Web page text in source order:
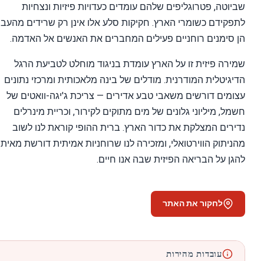
פטרוגליפים שלהם עומדים כעדויות פיזיות ונצחיות
כשומרי הארץ. חקיקות סלע אלו אינן רק שרידים מהעבר;
רוחניים פעילים המחברים את האנשים אל האדמה.
פיזית זו על הארץ עומדת בניגוד מוחלט לטביעת הרגל
המודרנית. מודלים של בינה מלאכותית ומרכזי נתונים
דורשים משאבי טבע אדירים — צריכת ג'יגה-וואטים של
מיליוני גלונים של מים מתוקים לקירור, וכריית מינרלים
המצלקת את כדור הארץ. ברית ההופי קוראת לנו לשוב
הווירטואלי, ומזכירה לנו שרוחניות אמיתית דורשת מאיתנו
על הבריאה הפיזית שבה אנו חיים.
לחקור את האתר
עובדות מהירות